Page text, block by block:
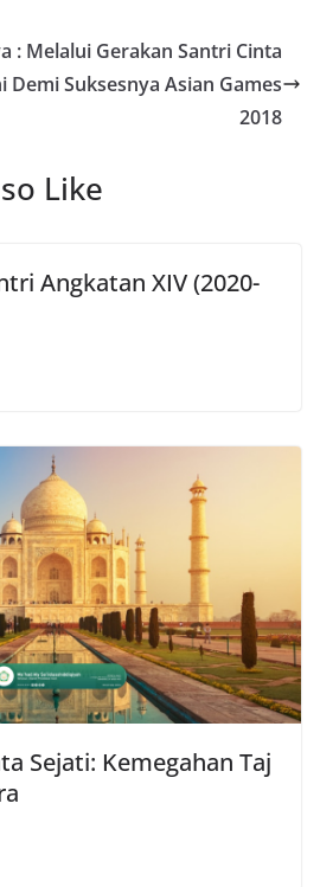
: Melalui Gerakan Santri Cinta
Demi Suksesnya Asian Games
2018
Like
Angkatan XIV (2020-
Sejati: Kemegahan Taj